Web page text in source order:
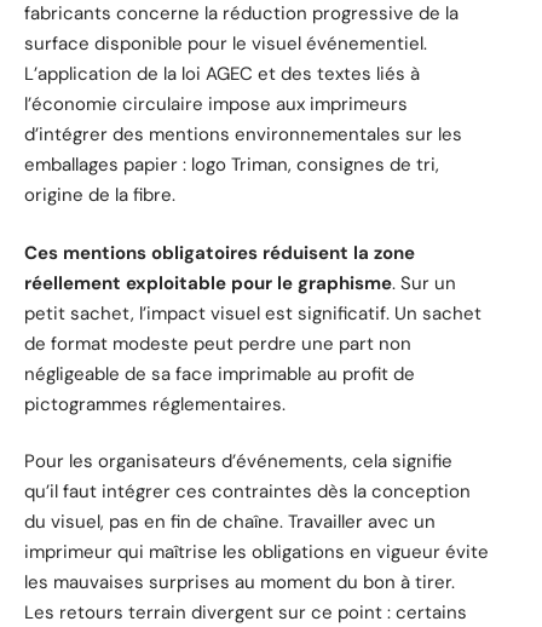
fabricants concerne la réduction progressive de la
surface disponible pour le visuel événementiel.
L’application de la loi AGEC et des textes liés à
l’économie circulaire impose aux imprimeurs
d’intégrer des mentions environnementales sur les
emballages papier : logo Triman, consignes de tri,
origine de la fibre.
Ces mentions obligatoires réduisent la zone
réellement exploitable pour le graphisme. Sur un
petit sachet, l’impact visuel est significatif. Un sachet
de format modeste peut perdre une part non
négligeable de sa face imprimable au profit de
pictogrammes réglementaires.
Pour les organisateurs d’événements, cela signifie
qu’il faut intégrer ces contraintes dès la conception
du visuel, pas en fin de chaîne. Travailler avec un
imprimeur qui maîtrise les obligations en vigueur évite
les mauvaises surprises au moment du bon à tirer.
Les retours terrain divergent sur ce point : certains